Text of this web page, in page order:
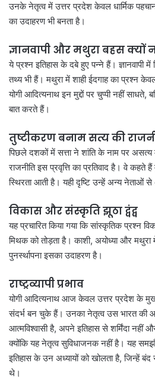
उनके नेतृत्व में उत्तर प्रदेश केवल धार्मिक
का उदाहरण भी बनता है।
ज्ञानवापी और मथुरा बहस क्यों
ये प्रश्न इतिहास के दबे हुए पन्ने हैं। ज्ञानवापी
तथ्य भी हैं। मथुरा में शाही ईदगाह का प्रश्न
योगी आदित्यनाथ इन मुद्दों पर चुप्पी नहीं
बात करते हैं।
तुष्टीकरण बनाम सत्य की
पिछले दशकों में सत्ता ने शांति के नाम पर असत्य
राजनीति इस प्रवृत्ति का प्रतिवाद है। वे कहते
स्थिरता आती है। यही दृष्टि उन्हें अन्य नेताओं
विकास और संस्कृति झूठा द्वंद्व
यह प्रचारित किया गया कि सांस्कृतिक प्रश्न
मिथक को तोड़ता है। काशी, अयोध्या और
पुनर्स्थापना इसका उदाहरण है।
राष्ट्रव्यापी प्रभाव
योगी आदित्यनाथ आज केवल उत्तर प्रदेश के
संदर्भ बन चुके हैं। उनका नेतृत्व उस भारत की
आत्मविश्वासी है, अपने इतिहास से शर्मिंदा नहीं
क्योंकि यह नेतृत्व सुविधाजनक नहीं है। यह
इतिहास के उन अध्यायों को खोलता है, जिन्हें
थे।